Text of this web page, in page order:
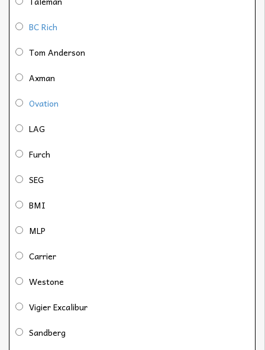
BC Rich
Tom Anderson
Axman
Ovation
LAG
Furch
SEG
BMI
MLP
Carrier
Westone
Vigier Excalibur
Sandberg